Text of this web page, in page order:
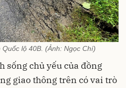
lộ 40B. (Ảnh: Ngọc Chí)
sống chủ yếu của đồng
giao thông trên có vai trò